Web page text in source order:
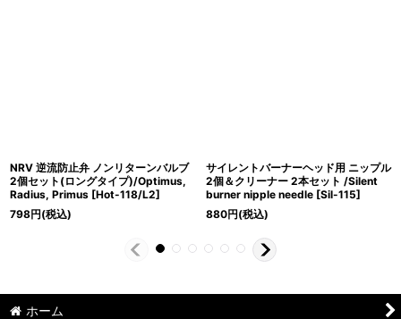
NRV 逆流防止弁 ノンリターンバルブ
2個セット(ロングタイプ)/Optimus,
Radius, Primus [Hot-118/L2]
798円(税込)
サイレントバーナーヘッド用 ニップル
2個＆クリーナー 2本セット /Silent
burner nipple needle [Sil-115]
880円(税込)
ホーム